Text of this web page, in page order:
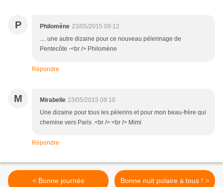
P Philomène 23/05/2015 09:12
.... une autre dizaine pour ce nouveau pélerinage de
Pentecôte -<br /> Philomène
Répondre
M Mirabelle 23/05/2015 09:10
Une dizaine pour tous les pèlerins et pour mon beau-frère qui
chemine vers Paris .<br /> <br /> Mimi
Répondre
< Bonne journée Bonne nuit polaire à tous ! >